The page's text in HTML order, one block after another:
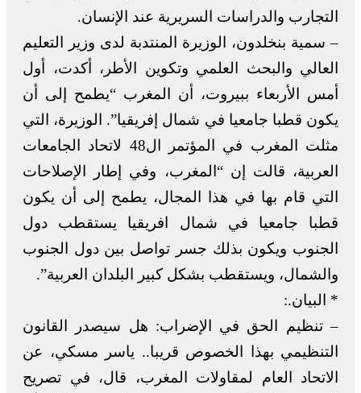
التجارب والدراسات السريرية عند الإنسان.
– سمية بنخلدون، الوزيرة المنتدبة لدى وزير التعليم
العالي والبحث العلمي وتكوين الأطر، أكدت، أول
أمس الأربعاء ببيروت، أن المغرب “يطمح إلى أن
يكون قطبا جامعيا في شمال إفريقيا”. الوزيرة، التي
مثلت المغرب في المؤتمر ال48 لاتحاد الجامعات
العربية، قالت إن “المغرب، وفي إطار الإصلاحات
التي قام بها في هذا المجال، يطمح إلى أن يكون
قطبا جامعيا في شمال افريقيا يستقطب دول
الجنوب ويكون بذلك جسر تواصل بين دول الجنوب
والشمال، ويستقطب بشكل كبير البلدان العربية”.
* البيان.:
– تنظيم الحق في الإضراب: هل سيصدر القانون
التنظيمي بهذا الخصوص قريبا.. ياسر مسكي، عن
الاتحاد العام لمقاولات المغرب، قال، في تصريح